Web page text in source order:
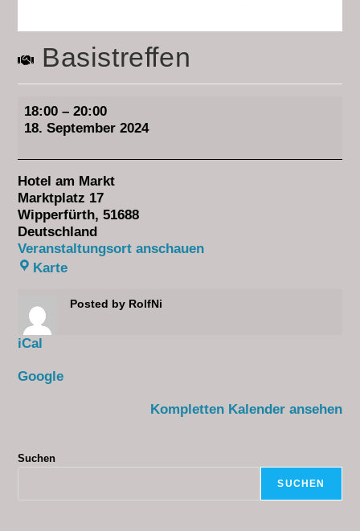
Basistreffen
18:00 –20:00
18. September 2024
Hotel am Markt
Marktplatz 17
Wipperfürth,51688
Deutschland
Veranstaltungsort anschauen
Karte
Posted by RolfNi
iCal
Google
Kompletten Kalender ansehen
Suchen
SUCHEN